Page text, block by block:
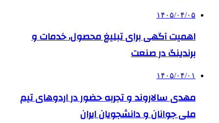
۱۴۰۵/۰۴/۰۵
اهمیت آگهی برای تبلیغ محصول، خدمات و
برندینگ در صنعت
۱۴۰۵/۰۴/۰۱
مهدی سالاروند و تجربه حضور در اردوهای تیم
ملی جوانان و دانشجویان ایران